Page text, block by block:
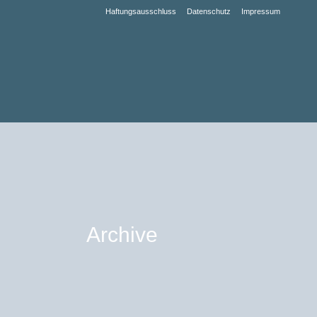
Haftungsausschluss Datenschutz Impressum
Archive